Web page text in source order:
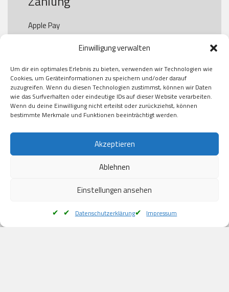
Einwilligung verwalten
Um dir ein optimales Erlebnis zu bieten, verwenden wir Technologien wie
Cookies, um Geräteinformationen zu speichern und/oder darauf
zuzugreifen. Wenn du diesen Technologien zustimmst, können wir Daten
wie das Surfverhalten oder eindeutige IDs auf dieser Website verarbeiten.
Wenn du deine Einwilligung nicht erteilst oder zurückziehst, können
bestimmte Merkmale und Funktionen beeinträchtigt werden.
Akzeptieren
Ablehnen
Einstellungen ansehen
Datenschutzerklärung Impressum
Apple Pay
Paypal
Kauf auf Rechung
Klarna
American Express